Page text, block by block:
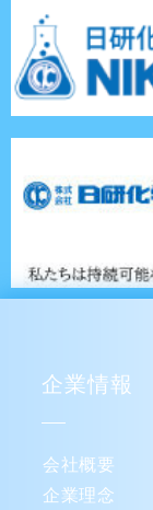
企業情報
会社概要
企業理念